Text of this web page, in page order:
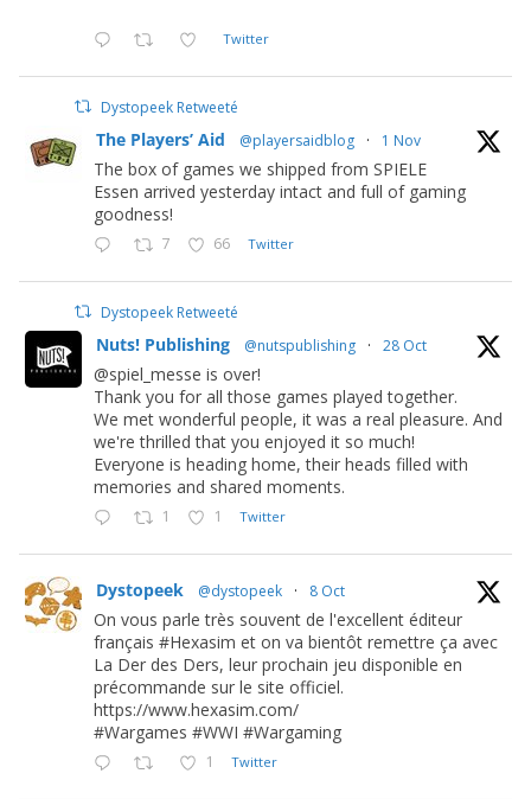
Twitter
Dystopeek Retweeté
The Players’ Aid @playersaidblog · 1 Nov
The box of games we shipped from SPIELE
Essen arrived yesterday intact and full of gaming
goodness!
7 66 Twitter
Dystopeek Retweeté
Nuts! Publishing @nutspublishing · 28 Oct
@spiel_messe is over!
Thank you for all those games played together.
We met wonderful people, it was a real pleasure. And
we're thrilled that you enjoyed it so much!
Everyone is heading home, their heads filled with
memories and shared moments.
1 1 Twitter
Dystopeek @dystopeek · 8 Oct
On vous parle très souvent de l'excellent éditeur
français #Hexasim et on va bientôt remettre ça avec
La Der des Ders, leur prochain jeu disponible en
précommande sur le site officiel.
https://www.hexasim.com/
#Wargames #WWI #Wargaming
1 Twitter